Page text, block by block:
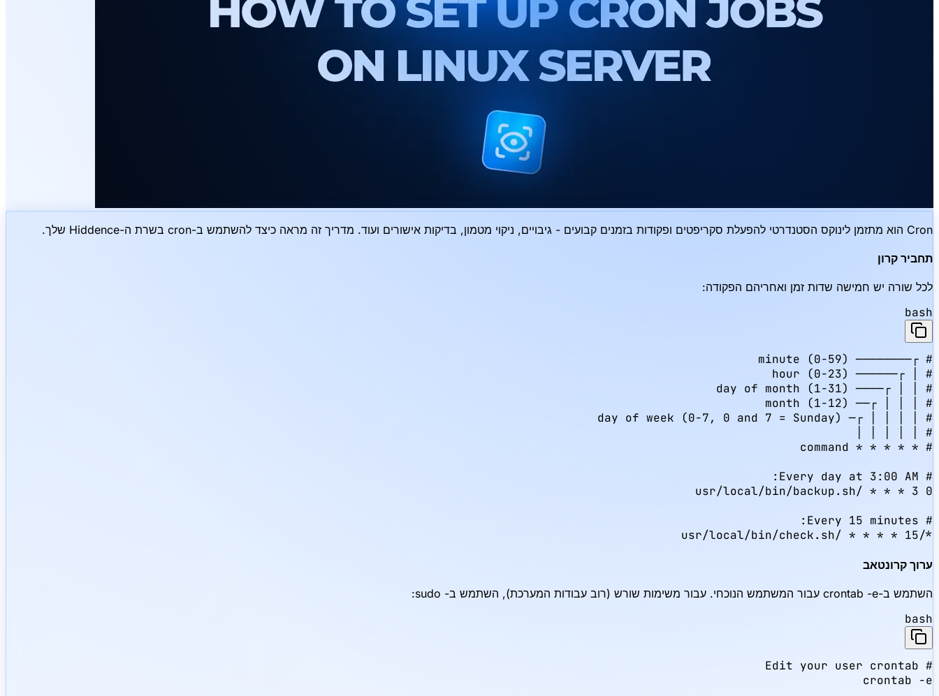
Cron הוא מתזמן לינוקס הסטנדרטי להפעלת סקריפטים ופקודות בזמנים קבועים - גיבויים, ניקוי מטמון, בדיקות אישורים ועוד. מדריך זה מראה כיצד להשתמש ב-cron בשרת ה-Hiddence שלך.
תחביר קרון
לכל שורה יש חמישה שדות זמן ואחריהם הפקודה:
bash
*/15 * * * * /usr/local/bin/check.sh
ערוך קרונטאב
השתמש ב-crontab -e עבור המשתמש הנוכחי. עבור משימות שורש (רוב עבודות המערכת), השתמש ב- sudo:
bash